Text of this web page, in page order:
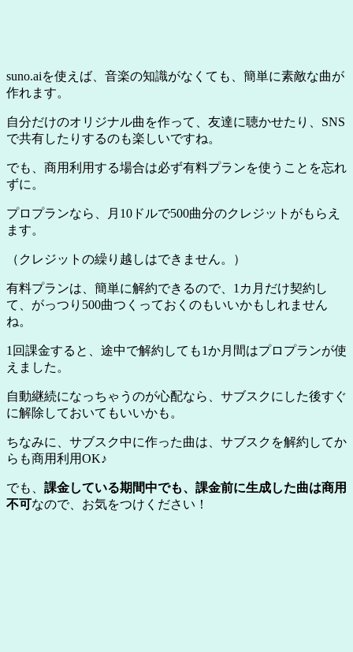
suno.aiを使えば、音楽の知識がなくても、簡単に素敵な曲が
作れます。
自分だけのオリジナル曲を作って、友達に聴かせたり、SNS
で共有したりするのも楽しいですね。
でも、商用利用する場合は必ず有料プランを使うことを忘れ
ずに。
プロプランなら、月10ドルで500曲分のクレジットがもらえ
ます。
（クレジットの繰り越しはできません。）
有料プランは、簡単に解約できるので、1カ月だけ契約し
て、がっつり500曲つくっておくのもいいかもしれません
ね。
1回課金すると、途中で解約しても1か月間はプロプランが使
えました。
自動継続になっちゃうのが心配なら、サブスクにした後すぐ
に解除しておいてもいいかも。
ちなみに、サブスク中に作った曲は、サブスクを解約してか
らも商用利用OK♪
でも、 課金している期間中でも、課金前に生成した曲は商用
不可なので、お気をつけください！